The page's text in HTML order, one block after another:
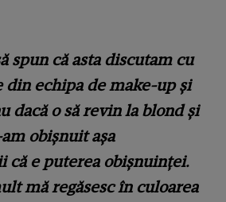
spun că asta discutam cu
echipa de make-up și
dacă o să revin la blond și
obișnuit așa
că e puterea obișnuinței.
mă regăsesc în culoarea